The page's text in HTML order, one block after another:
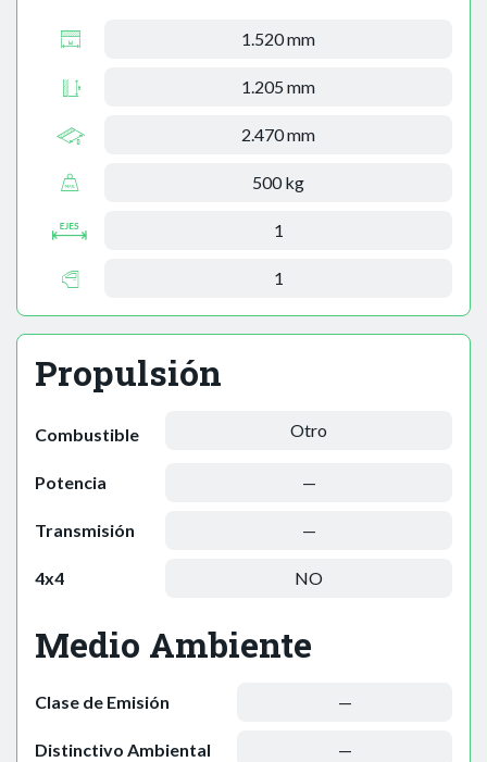
1.520 mm
1.205 mm
2.470 mm
500 kg
1
1
Propulsión
Combustible Otro
Potencia —
Transmisión —
4x4 NO
Medio Ambiente
Clase de Emisión —
Distinctivo Ambiental —